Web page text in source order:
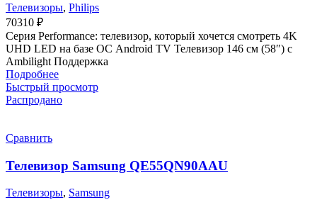
Телевизоры, Philips
70310 ₽
Серия Performance: телевизор, который хочется смотреть 4K
UHD LED на базе ОС Android TV Телевизор 146 см (58″) с
Ambilight Поддержка
Подробнее
Быстрый просмотр
Распродано
Сравнить
Телевизор Samsung QE55QN90AAU
Телевизоры, Samsung